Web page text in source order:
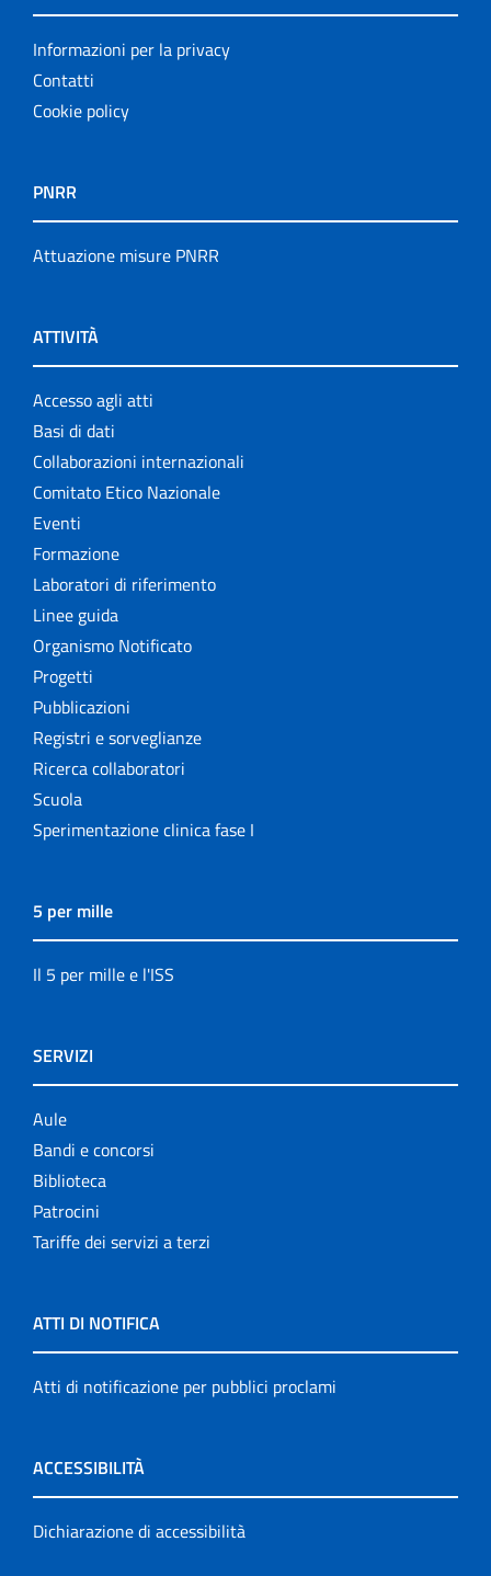
Informazioni per la privacy
Contatti
Cookie policy
PNRR
Attuazione misure PNRR
ATTIVITÀ
Accesso agli atti
Basi di dati
Collaborazioni internazionali
Comitato Etico Nazionale
Eventi
Formazione
Laboratori di riferimento
Linee guida
Organismo Notificato
Progetti
Pubblicazioni
Registri e sorveglianze
Ricerca collaboratori
Scuola
Sperimentazione clinica fase I
5 per mille
Il 5 per mille e l'ISS
SERVIZI
Aule
Bandi e concorsi
Biblioteca
Patrocini
Tariffe dei servizi a terzi
ATTI DI NOTIFICA
Atti di notificazione per pubblici proclami
ACCESSIBILITÀ
Dichiarazione di accessibilità